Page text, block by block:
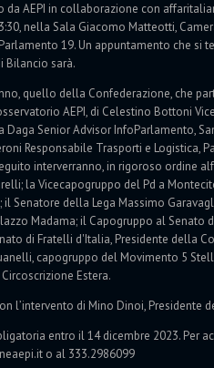
da AEPI in collaborazione con
nella Sala Giacomo Matteotti,
19. Un appuntamento che si
Bilancio sarà.
quello della Confederazione, che
AEPI, di Celestino Bottoni
Daga Senior Advisor InfoParlamento,
Responsabile Trasporti e Logistica,
interverranno, in rigoroso ordine
la Vicecapogruppo del Pd a
il Senatore della Lega Massimo
Madama; il Capogruppo al Senato
di Fratelli d'Italia, Presidente della
capogruppo del Movimento 5
Estera.
l’intervento di Mino Dinoi, Presidente
entro il 14 dicembre 2023. Per
o al 333.2986099